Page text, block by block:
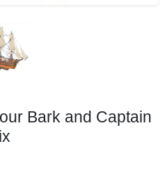
Bark and Captain